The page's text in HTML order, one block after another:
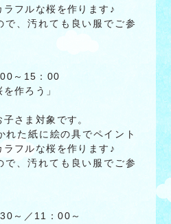
フルな桜を作ります♪
、汚れても良い服でご参
～15：00
作ろう」
さま対象です。
れた紙に絵の具でペイント
フルな桜を作ります♪
、汚れても良い服でご参
～／11：00～